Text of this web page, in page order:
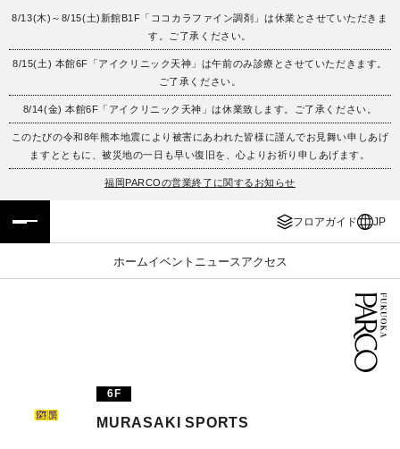
8/13(木)～8/15(土)新館B1F「ココカラファイン調剤」は休業とさせていただきま
す。ご了承ください。
8/15(土) 本館6F「アイクリニック天神」は午前のみ診療とさせていただきます。
ご了承ください。
8/14(金) 本館6F「アイクリニック天神」は休業致します。ご了承ください。
このたびの令和8年熊本地震により被害にあわれた皆様に謹んでお見舞い申しあげ
ますとともに、被災地の一日も早い復旧を、心よりお祈り申しあげます。
福岡PARCOの営業終了に関するお知らせ
フロアガイド JP
ホームイベント ニュース アクセス
フロアガイド
施設案内・アクセス
イベント・ポップアップ
レストラン・カフェ
ENGLISH
繁体字
簡体字
ภาษาไทย
6F
MURASAKI SPORTS